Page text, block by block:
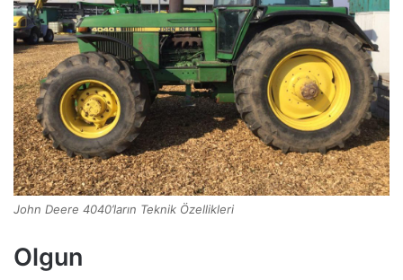
John Deere 4040’ların Teknik Özellikleri
Olgun